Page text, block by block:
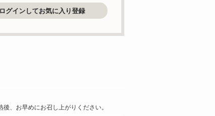
ログインしてお気に入り登録
後、お早めにお召し上がりください。